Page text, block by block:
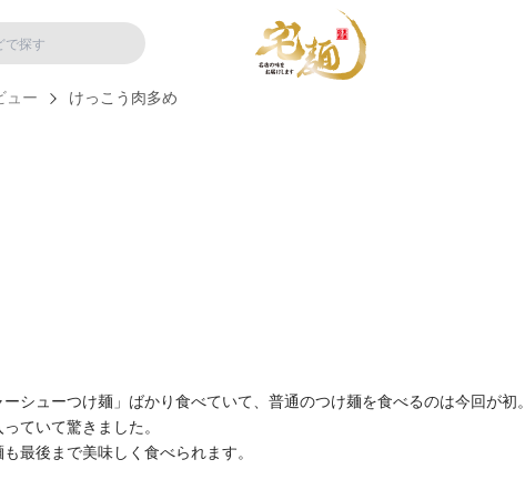
ュー けっこう肉多め
シューつけ麺」ばかり食べていて、普通のつけ麺を食べるのは今回が初。
ていて驚きました。
最後まで美味しく食べられます。